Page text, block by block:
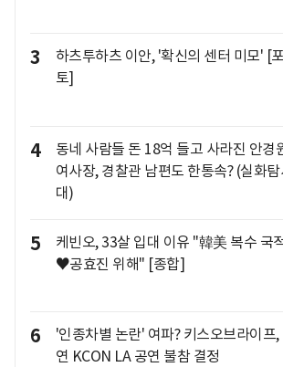
3
하츠투하츠 이안, '확신의 센터 미모' [포
토]
4
동네 사람들 돈 18억 들고 사라진 안경
여사장, 경찰관 남편도 한통속? (실화
대)
5
케빈오, 33살 입대 이유 "韓美 복수 국
♥공효진 위해" [종합]
6
'인종차별 논란' 여파? 키스오브라이프,
연 KCON LA 공연 불참 결정